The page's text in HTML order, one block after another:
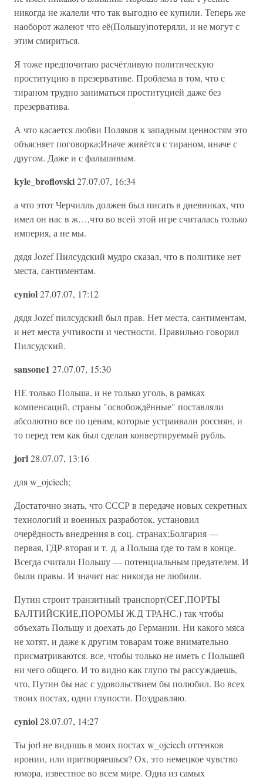
никогда не жалели что так выгодно ее купили. Теперь же
наоборот жалеют что её(Польшу)потеряли, и не могут с
этим смириться.
Я тоже предпочитаю расчётливую политическую
проституцию в презервативе. Проблема в том, что с
тираном трудно заниматься проституцией даже без
презерватива.
А что касается любви Поляков к западным ценностям это
объясняет поговорка;Иначе живётся с тираном, иначе с
другом. Даже и с фальшивым.
kyle_broflovski27.07.07, 16:34
а что этот Черчилль должен был писать в дневниках, что
имел он нас в ж…,что во всей этой игре считалась только
империя, а не мы.
дядя Jozef Пилсудский мудро сказал, что в политике нет
места, сантиментам.
cyniol27.07.07, 17:12
дядя Jozef пилсудский был прав. Нет места, сантиментам,
и нет места учтивости и честности. Правильно говорил
Пилсудский.
sansone1 27.07.07, 15:30
НЕ только Польша, и не только уголь, в рамках
компенсаций, страны "освобождённые" поставляли
абсолютно все по ценам, которые устраивали россиян, и
то перед тем как был сделан конвертируемый рубль.
jorl28.07.07, 13:16
для w_ojciech;
Достаточно знать, что СССР в передаче новых секретных
технологий и военных разработок, установил
очерёдность внедрения в соц. странах;Болгария —
первая, ГДР-вторая и т. д. а Польша где то там в конце.
Всегда считали Польшу — потенциальным предателем. И
были правы. И значит нас никогда не любили.
Путин строит транзитный транспорт(СЕГ,ПОРТЫ
БАЛТИЙСКИЕ,ПОРОМЫ Ж.Д ТРАНС.) так чтобы
объехать Польшу и доехать до Германии. Ни какого мяса
не хотят, и даже к другим товарам тоже внимательно
присматриваются. все, чтобы только не иметь с Польшей
ни чего общего. И то видно как глупо ты рассуждаешь,
что, Путин бы нас с удовольствием бы полюбил. Во всех
твоих постах, одни глупости. Поздравляю.
cyniol28.07.07, 14:27
Ты jorl не видишь в моих постах w_ojciech оттенков
иронии, или притворяешься? Ох, это немецкое чувство
юмора, известное во всем мире. Одна из самых